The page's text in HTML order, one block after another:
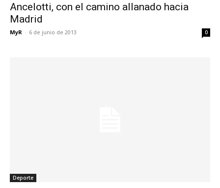
Ancelotti, con el camino allanado hacia
Madrid
MyR - 6 de junio de 2013 0
Deporte